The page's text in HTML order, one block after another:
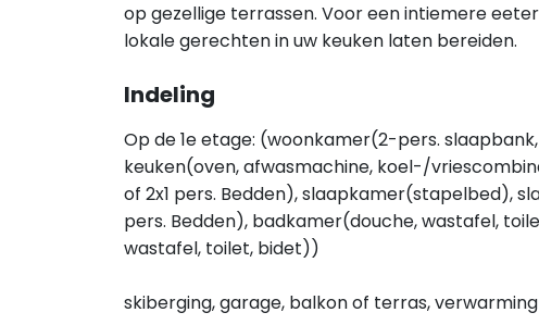
op gezellige terrassen. Voor een intiemere
lokale gerechten in uw keuken laten bereiden.
Indeling
Op de 1e etage: (woonkamer(2-pers.
keuken(oven, afwasmachine, koel-/
of 2x1 pers. Bedden), slaapkamer(stapelbed),
pers. Bedden), badkamer(douche, wastafel,
wastafel, toilet, bidet))
skiberging, garage, balkon of terras,